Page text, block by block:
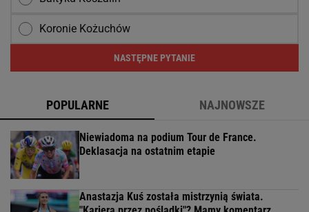
Koronie Kożuchów
NASTĘPNE PYTANIE
POPULARNE NAJNOWSZE
Niewiadoma na podium Tour de France.
Deklasacja na ostatnim etapie
Anastazja Kuś została mistrzynią świata.